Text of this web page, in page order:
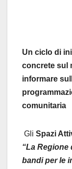
Un ciclo di
concrete sul
informare
comunitaria
Gli Spazi
“La Regione
bandi per le